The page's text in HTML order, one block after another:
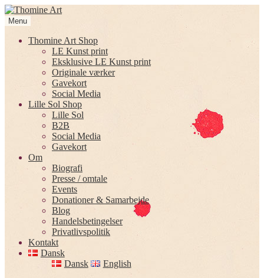
Spring
til
Spring
tilMenu
Thomine Art Shop
LE Kunst print
Eksklusive LE Kunst print
Originale værker
Gavekort
Social Media
Lille Sol Shop
Lille Sol
B2B
Social Media
Gavekort
Om
Biografi
Presse / omtale
Events
Donationer & Samarbejde
Blog
Handelsbetingelser
Privatlivspolitik
Kontakt
Dansk
Dansk
English